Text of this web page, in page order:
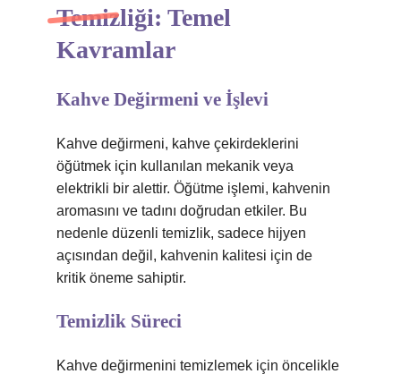
Temizliği: Temel
Kavramlar
Kahve Değirmeni ve İşlevi
Kahve değirmeni, kahve çekirdeklerini
öğütmek için kullanılan mekanik veya
elektrikli bir alettir. Öğütme işlemi, kahvenin
aromasını ve tadını doğrudan etkiler. Bu
nedenle düzenli temizlik, sadece hijyen
açısından değil, kahvenin kalitesi için de
kritik öneme sahiptir.
Temizlik Süreci
Kahve değirmenini temizlemek için öncelikle